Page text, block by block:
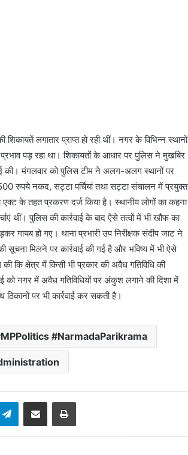
लगातार प्राप्त हो रही थीं। नगर के विभिन्न स्थानों
पड़ रहा था। शिकायतों के आधार पर पुलिस ने मुखबिर
की। मंगलवार को पुलिस टीम ने अलग-अलग स्थानों पर
रुपये नकद, सट्टा पर्चियां तथा सट्टा संचालन में प्रयुक्त
के तहत प्रकरण दर्ज किया है। स्थानीय लोगों का कहना
थीं। पुलिस की कार्रवाई के बाद ऐसे तत्वों में भी खौफ का
गायब हो गए। थाना प्रभारी उप निरीक्षक संदीप जाट ने
सूचना मिलने पर कार्रवाई की गई है और भविष्य में भी ऐसे
कि क्षेत्र में किसी भी प्रकार की अवैध गतिविधि की
को नगर में अवैध गतिविधियों पर अंकुश लगाने की दिशा में
ठिकानों पर भी कार्रवाई कर सकती है।
#NarmadaParikrama
Telegram